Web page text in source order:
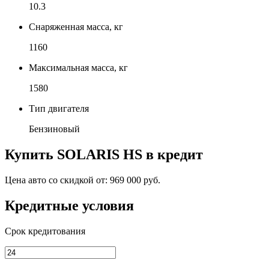
10.3
Снаряженная масса, кг
1160
Максимальная масса, кг
1580
Тип двигателя
Бензиновый
Купить SOLARIS HS в кредит
Цена авто со скидкой от: 969 000 руб.
Кредитные условия
Срок кредитования